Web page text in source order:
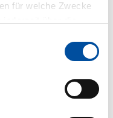
für welche Zwecke
Lage erfassen,